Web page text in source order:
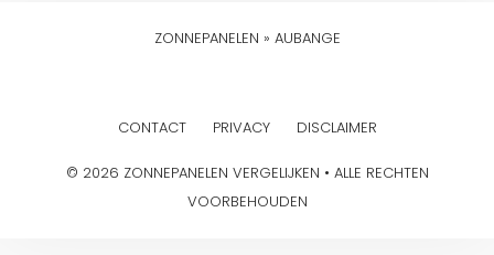
ZONNEPANELEN » AUBANGE
CONTACT PRIVACY DISCLAIMER
© 2026 ZONNEPANELEN VERGELIJKEN • ALLE RECHTEN
VOORBEHOUDEN